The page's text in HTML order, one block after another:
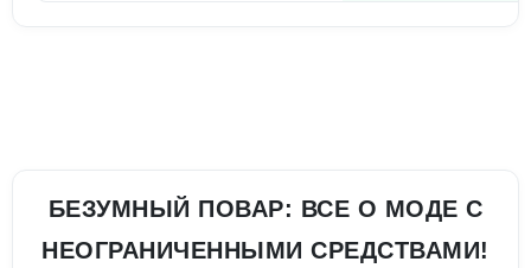
БЕЗУМНЫЙ ПОВАР: ВСЕ О МОДЕ С
НЕОГРАНИЧЕННЫМИ СРЕДСТВАМИ!